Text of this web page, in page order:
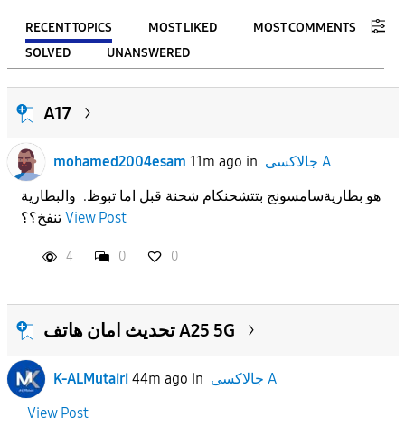
RECENT TOPICS MOST LIKED
MOST COMMENTS
SOLVED
UNANSWERED
FILTER:
From
To
A17
mohamed2004esam 11m ago in
جالاكسى A
هو بطاريةسامسونج بتتشحنكام شحنة قبل اما تبوظ. والبطارية
تنفخ؟؟ View Post
4 0 0
تحديث امان هاتف A25 5G
K-ALMutairi 44m ago in
جالاكسى A
View Post